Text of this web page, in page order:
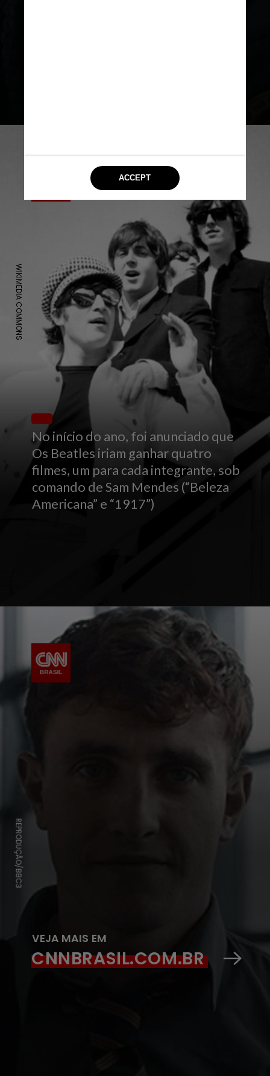
No início do ano, foi anunciado que
Os Beatles iriam ganhar quatro
filmes, um para cada integrante, sob
comando de Sam Mendes (“Beleza
Americana” e “1917”)
WIKIMEDIA COMMONS
VEJA MAIS EM
CNNBRASIL.COM.BR
REPRODUÇÃO/BBC3